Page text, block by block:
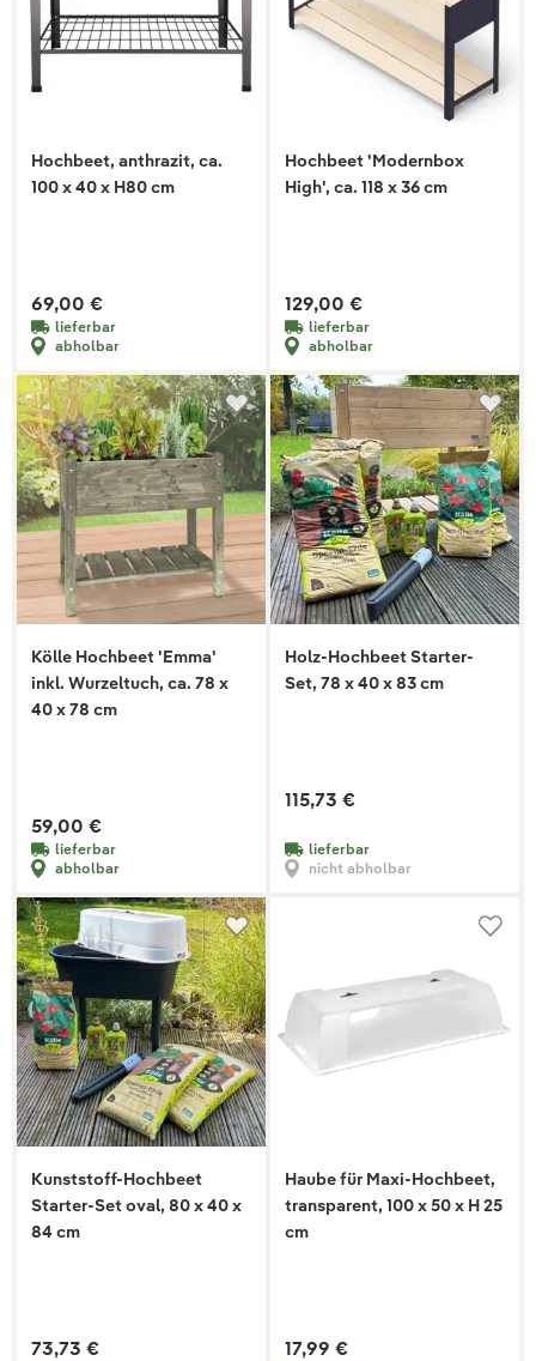
Hochbeet, anthrazit, ca.
100 x 40 x H80 cm
69,00 €
lieferbar
abholbar
Hochbeet 'Modernbox
High', ca. 118 x 36 cm
129,00 €
lieferbar
abholbar
Kölle Hochbeet 'Emma'
inkl. Wurzeltuch, ca. 78 x
40 x 78 cm
59,00 €
lieferbar
abholbar
Holz-Hochbeet Starter-
Set, 78 x 40 x 83 cm
115,73 €
lieferbar
nicht abholbar
Kunststoff-Hochbeet
Starter-Set oval, 80 x 40 x
84 cm
73,73 €
Haube für Maxi-Hochbeet,
transparent, 100 x 50 x H 25
cm
17,99 €